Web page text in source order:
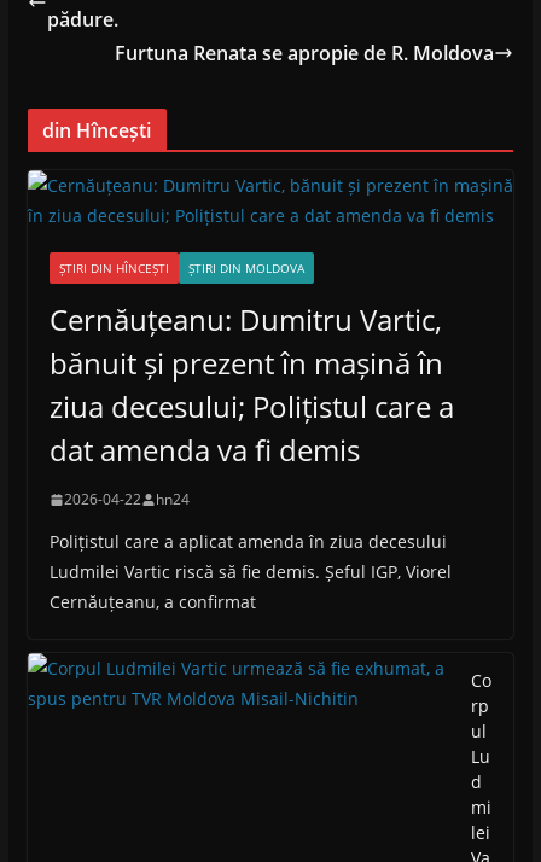
pădure.
Furtuna Renata se apropie de R. Moldova
din Hîncești
ȘTIRI DIN HÎNCEȘTI ȘTIRI DIN MOLDOVA
Cernăuțeanu: Dumitru Vartic,
bănuit și prezent în mașină în
ziua decesului; Polițistul care a
dat amenda va fi demis
2026-04-22 hn24
Polițistul care a aplicat amenda în ziua decesului
Ludmilei Vartic riscă să fie demis. Șeful IGP, Viorel
Cernăuțeanu, a confirmat
Co
rp
ul
Lu
d
mi
lei